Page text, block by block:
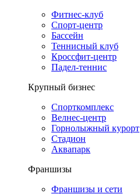
Фитнес-клуб
Спорт-центр
Бассейн
Теннисный клуб
Кроссфит-центр
Падел-теннис
Крупный бизнес
Спорткомплекс
Велнес-центр
Горнолыжный курорт
Стадион
Аквапарк
Франшизы
Франшизы и сети